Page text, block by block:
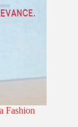
Fashion